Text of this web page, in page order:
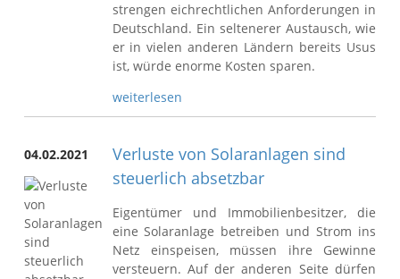
strengen eichrechtlichen Anforderungen in
Deutschland. Ein seltenerer Austausch, wie
er in vielen anderen Ländern bereits Usus
ist, würde enorme Kosten sparen.
weiterlesen
04.02.2021
Verluste von Solaranlagen sind
steuerlich absetzbar
Eigentümer und Immobilienbesitzer, die
eine Solaranlage betreiben und Strom ins
Netz einspeisen, müssen ihre Gewinne
versteuern. Auf der anderen Seite dürfen